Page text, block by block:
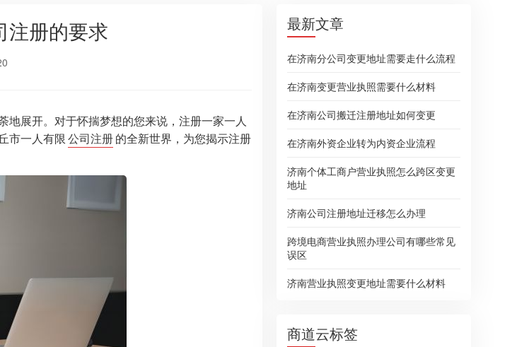
最新文章
在济南分公司变更地址需要走什么流程
在济南变更营业执照需要什么材料
在济南公司搬迁注册地址如何变更
在济南外资企业转为内资企业流程
济南个体工商户营业执照怎么跨区变更
地址
济南公司注册地址迁移怎么办理
跨境电商营业执照办理公司有哪些常见
误区
济南营业执照变更地址需要什么材料
商道云标签
注册的要求
展开。对于怀揣梦想的您来说，注册一家一人
市一人有限公司注册的全新世界，为您揭示注册